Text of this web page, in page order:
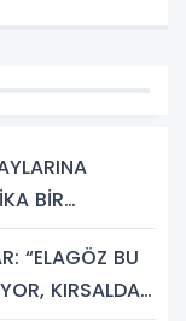
BİR
“ELAGÖZ BU
KIRSALDA